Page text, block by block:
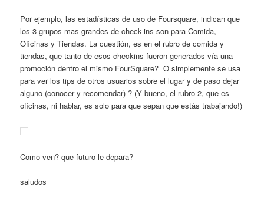
Por ejemplo, las estadísticas de uso de Foursquare, indican que
los 3 grupos mas grandes de check-ins son para Comida,
Oficinas y Tiendas. La cuestión, es en el rubro de comida y
tiendas, que tanto de esos checkins fueron generados vía una
promoción dentro el mismo FourSquare? O simplemente se usa
para ver los tips de otros usuarios sobre el lugar y de paso dejar
alguno (conocer y recomendar) ? (Y bueno, el rubro 2, que es
oficinas, ni hablar, es solo para que sepan que estás trabajando!)
Como ven? que futuro le depara?
saludos